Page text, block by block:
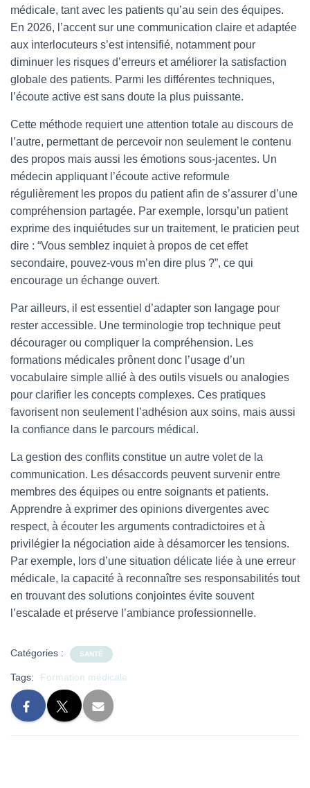
médicale, tant avec les patients qu’au sein des équipes.
En 2026, l’accent sur une communication claire et adaptée
aux interlocuteurs s’est intensifié, notamment pour
diminuer les risques d’erreurs et améliorer la satisfaction
globale des patients. Parmi les différentes techniques,
l’écoute active est sans doute la plus puissante.
Cette méthode requiert une attention totale au discours de
l’autre, permettant de percevoir non seulement le contenu
des propos mais aussi les émotions sous-jacentes. Un
médecin appliquant l’écoute active reformule
régulièrement les propos du patient afin de s’assurer d’une
compréhension partagée. Par exemple, lorsqu’un patient
exprime des inquiétudes sur un traitement, le praticien peut
dire : “Vous semblez inquiet à propos de cet effet
secondaire, pouvez-vous m’en dire plus ?”, ce qui
encourage un échange ouvert.
Par ailleurs, il est essentiel d’adapter son langage pour
rester accessible. Une terminologie trop technique peut
décourager ou compliquer la compréhension. Les
formations médicales prônent donc l’usage d’un
vocabulaire simple allié à des outils visuels ou analogies
pour clarifier les concepts complexes. Ces pratiques
favorisent non seulement l’adhésion aux soins, mais aussi
la confiance dans le parcours médical.
La gestion des conflits constitue un autre volet de la
communication. Les désaccords peuvent survenir entre
membres des équipes ou entre soignants et patients.
Apprendre à exprimer des opinions divergentes avec
respect, à écouter les arguments contradictoires et à
privilégier la négociation aide à désamorcer les tensions.
Par exemple, lors d’une situation délicate liée à une erreur
médicale, la capacité à reconnaître ses responsabilités tout
en trouvant des solutions conjointes évite souvent
l’escalade et préserve l’ambiance professionnelle.
Catégories : SANTÉ
Tags: Formation médicale